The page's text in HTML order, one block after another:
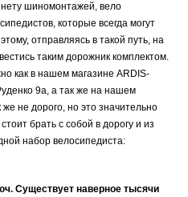
шиномонтажей, вело
которые всегда могут
отправляясь в такой путь, на
таким дорожник комплектом.
как в нашем магазине ARDIS-
9а, а так же на нашем
же не дорого, но это значительно
брать с собой в дорогу и из
набор велосипедиста:
Существует наверное тысячи